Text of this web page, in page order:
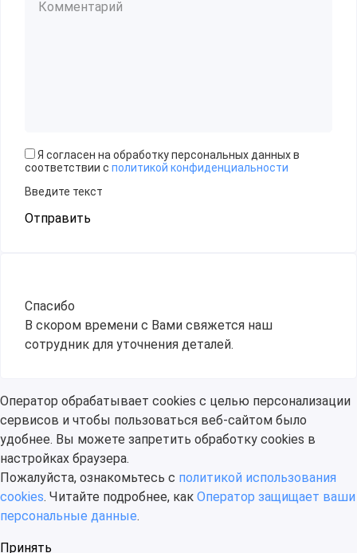
Я согласен на обработку персональных данных в
соответствии с политикой конфиденциальности
Введите текст
Отправить
Спасибо
В скором времени с Вами свяжется наш
сотрудник для уточнения деталей.
Оператор обрабатывает cookies с целью персонализации
сервисов и чтобы пользоваться веб-сайтом было
удобнее. Вы можете запретить обработку сookies в
настройках браузера.
Пожалуйста, ознакомьтесь с политикой использования
cookies. Читайте подробнее, как Оператор защищает ваши
персональные данные.
Принять